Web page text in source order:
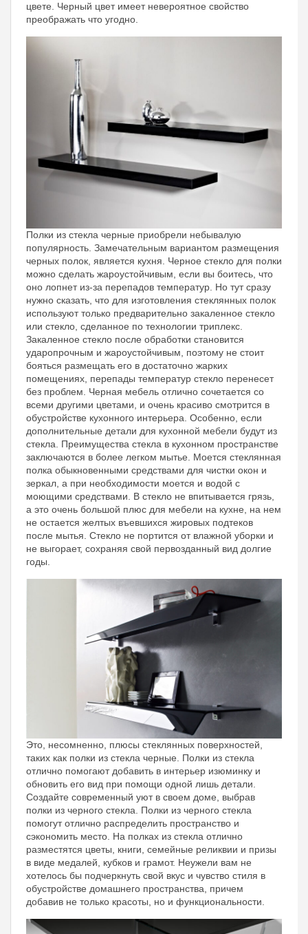
цвете. Черный цвет имеет невероятное свойство
преображать что угодно.
Полки из стекла черные приобрели небывалую
популярность. Замечательным вариантом размещения
черных полок, является кухня. Черное стекло для полки
можно сделать жароустойчивым, если вы боитесь, что
оно лопнет из-за перепадов температур. Но тут сразу
нужно сказать, что для изготовления стеклянных полок
используют только предварительно закаленное стекло
или стекло, сделанное по технологии триплекс.
Закаленное стекло после обработки становится
ударопрочным и жароустойчивым, поэтому не стоит
бояться размещать его в достаточно жарких
помещениях, перепады температур стекло перенесет
без проблем. Черная мебель отлично сочетается со
всеми другими цветами, и очень красиво смотрится в
обустройстве кухонного интерьера. Особенно, если
дополнительные детали для кухонной мебели будут из
стекла. Преимущества стекла в кухонном пространстве
заключаются в более легком мытье. Моется стеклянная
полка обыкновенными средствами для чистки окон и
зеркал, а при необходимости моется и водой с
моющими средствами. В стекло не впитывается грязь,
а это очень большой плюс для мебели на кухне, на нем
не остается желтых въевшихся жировых подтеков
после мытья. Стекло не портится от влажной уборки и
не выгорает, сохраняя свой первозданный вид долгие
годы.
Это, несомненно, плюсы стеклянных поверхностей,
таких как полки из стекла черные. Полки из стекла
отлично помогают добавить в интерьер изюминку и
обновить его вид при помощи одной лишь детали.
Создайте современный уют в своем доме, выбрав
полки из черного стекла. Полки из черного стекла
помогут отлично распределить пространство и
сэкономить место. На полках из стекла отлично
разместятся цветы, книги, семейные реликвии и призы
в виде медалей, кубков и грамот. Неужели вам не
хотелось бы подчеркнуть свой вкус и чувство стиля в
обустройстве домашнего пространства, причем
добавив не только красоты, но и функциональности.